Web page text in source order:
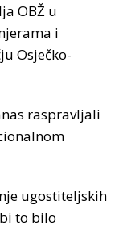
OBŽ u
i
Osječko-
raspravljali
ugostiteljskih
to bilo